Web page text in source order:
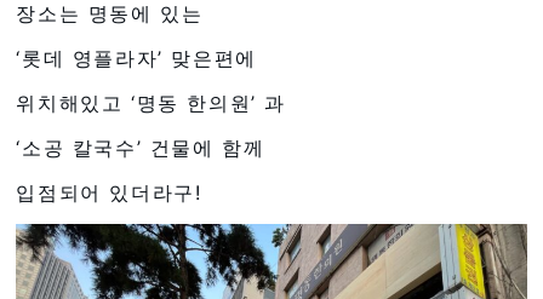
장소는 명동에 있는
‘롯데 영플라자’ 맞은편에
위치해있고 ‘명동 한의원’ 과
‘소공 칼국수’ 건물에 함께
입점되어 있더라구!